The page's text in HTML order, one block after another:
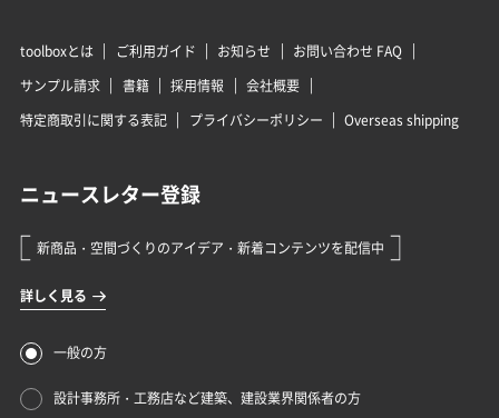
toolboxとは ご利用ガイド お知らせ
お問い合わせ FAQ
サンプル請求
書籍 採用情報
会社概要
特定商取引に関する表記
プライバシーポリシー Overseas shipping